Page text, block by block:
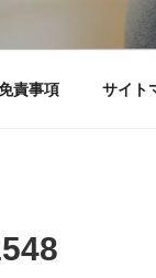
責事項 サイト